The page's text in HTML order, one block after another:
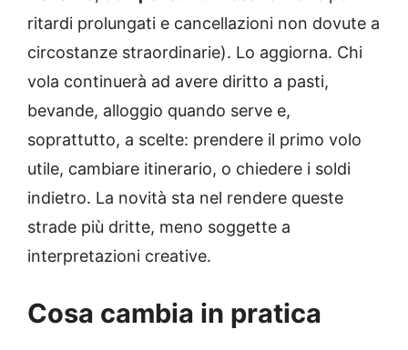
ritardi prolungati e cancellazioni non dovute a
circostanze straordinarie). Lo aggiorna. Chi
vola continuerà ad avere diritto a pasti,
bevande, alloggio quando serve e,
soprattutto, a scelte: prendere il primo volo
utile, cambiare itinerario, o chiedere i soldi
indietro. La novità sta nel rendere queste
strade più dritte, meno soggette a
interpretazioni creative.
Cosa cambia in pratica